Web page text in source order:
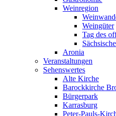
Weinregion
Weingüter
Tag des
Aronia
Veranstaltungen
Sehenswertes
Alte Kirche
Barockkirche
Bürgerpark
Karrasburg
Peter-Pauls-